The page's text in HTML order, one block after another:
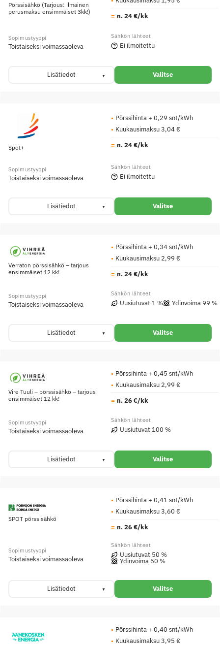
Pörssisähkö (Tarjous: ilmainen
perusmaksu ensimmäiset 3kk!)
n. 24 €/kk
Toistaiseksi voimassaoleva Ei ilmoitettu
Lisätiedot Valitse
Spot+
Pörssihinta + 0,29 snt/kWh
Kuukausimaksu 3,04 €
n. 24 €/kk
Toistaiseksi voimassaoleva Ei ilmoitettu
Lisätiedot Valitse
Verraton pörssisähkö – tarjous
ensimmäiset 12 kk!
Pörssihinta + 0,34 snt/kWh
Kuukausimaksu 2,99 €
n. 24 €/kk
Toistaiseksi voimassaoleva Uusiutuvat 1 % Ydinvoima 99 %
Lisätiedot Valitse
Vire Tuuli – pörssisähkö – tarjous
ensimmäiset 12 kk!
Pörssihinta + 0,45 snt/kWh
Kuukausimaksu 2,99 €
n. 26 €/kk
Toistaiseksi voimassaoleva Uusiutuvat 100 %
Lisätiedot Valitse
SPOT pörssisähkö
Pörssihinta + 0,41 snt/kWh
Kuukausimaksu 3,60 €
n. 26 €/kk
Toistaiseksi voimassaoleva
Uusiutuvat 50 %
Ydinvoima 50 %
Lisätiedot Valitse
Pörssihinta + 0,40 snt/kWh
Kuukausimaksu 3,95 €